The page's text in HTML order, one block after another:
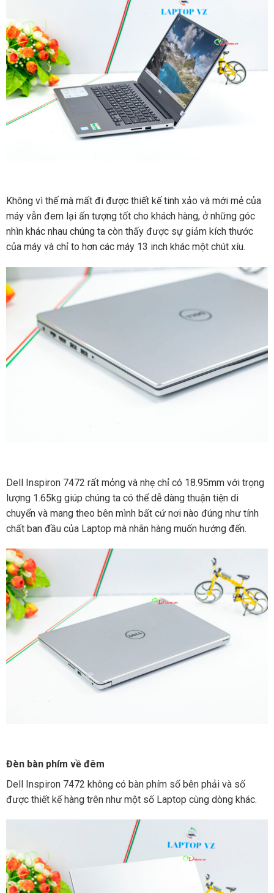
Không vì thế mà mất đi được thiết kế tinh xảo và mới mẻ của
máy vẫn đem lại ấn tượng tốt cho khách hàng, ở những góc
nhìn khác nhau chúng ta còn thấy được sự giảm kích thước
của máy và chỉ to hơn các máy 13 inch khác một chút xíu.
Dell Inspiron 7472 rất mỏng và nhẹ chỉ có 18.95mm với trọng
lượng 1.65kg giúp chúng ta có thể dễ dàng thuận tiện di
chuyển và mang theo bên mình bất cứ nơi nào đúng như tính
chất ban đầu của Laptop mà nhãn hàng muốn hướng đến.
Đèn bàn phím về đêm
Dell Inspiron 7472 không có bàn phím số bên phải và số
được thiết kế hàng trên như một số Laptop cùng dòng khác.